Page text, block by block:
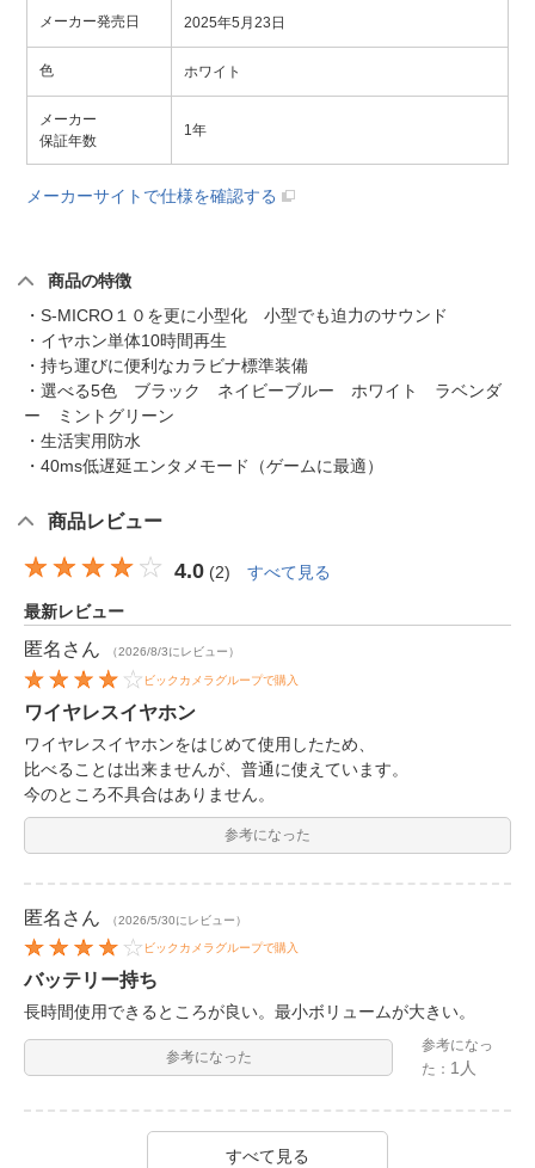
メーカー発売日 2025年5月23日
色 ホワイト
メーカー
保証年数
1年
メーカーサイトで仕様を確認する
商品の特徴
・S-MICRO１０を更に小型化 小型でも迫力のサウンド
・イヤホン単体10時間再生
・持ち運びに便利なカラビナ標準装備
・選べる5色 ブラック ネイビーブルー ホワイト ラベンダ
ー ミントグリーン
・生活実用防水
・40ms低遅延エンタメモード（ゲームに最適）
商品レビュー
4.0 (2) すべて見る
最新レビュー
匿名 さん （2026/8/3にレビュー）
ビックカメラグループで購入
ワイヤレスイヤホン
ワイヤレスイヤホンをはじめて使用したため、
比べることは出来ませんが、普通に使えています。
今のところ不具合はありません。
参考になった
匿名 さん （2026/5/30にレビュー）
ビックカメラグループで購入
バッテリー持ち
長時間使用できるところが良い。最小ボリュームが大きい。
参考になった
参考になっ
た： 1人
すべて見る